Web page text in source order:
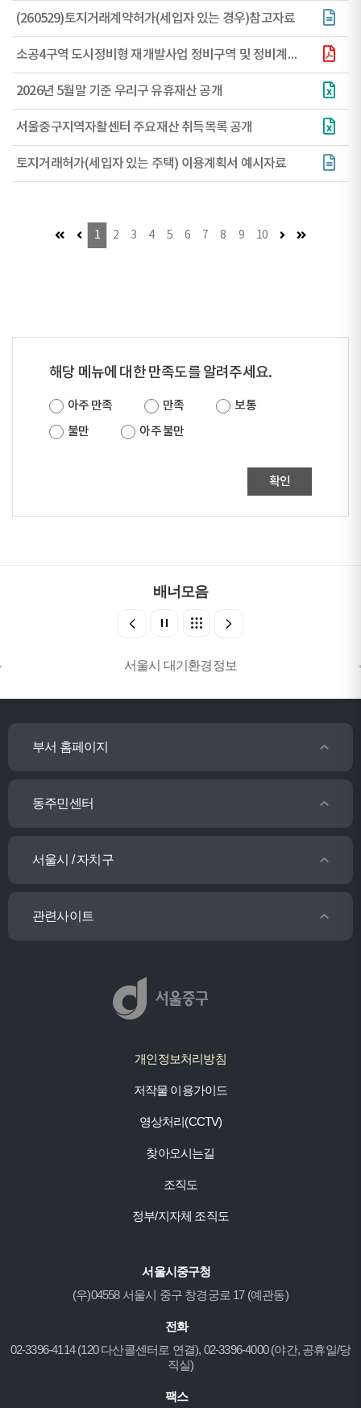
(260529)토지거래계약허가(세입자 있는 경우)참고자료
소공4구역 도시정비형 재개발사업 정비구역 및 정비계획 변경 결정(안)
2026년 5월말 기준 우리구 유휴재산 공개
서울중구지역자활센터 주요재산 취득목록 공개
토지거래허가(세입자 있는 주택) 이용계획서 예시자료
첫 페이지 (이동불가)
이전 페이지 (이동불가)
1 2 3 4 5 6 7 8 9 10 다음 페이지마지막 페이
해당 메뉴에 대한 만족도를 알려주세요.
아주 만족 만족
보통
불만
아주 불만
확인
배너모음
서울시 대기환경정보
부서 홈페이지
동주민센터
서울시 / 자치구
관련사이트
개인정보처리방침
저작물 이용가이드
영상처리(CCTV)
찾아오시는길
조직도
정부/지자체 조직도
서울시중구청
(우)04558 서울시 중구 창경궁로 17 (예관동)
전화
02-3396-4114 (120 다산콜센터로 연결), 02-3396-4000 (야간, 공휴일/당
직실)
팩스